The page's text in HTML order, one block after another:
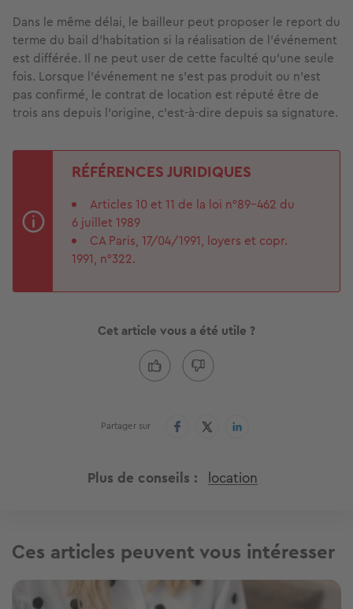
Dans le même délai, le bailleur peut proposer le report du
terme du bail d'habitation si la réalisation de l'événement
est différée. Il ne peut user de cette faculté qu'une seule
fois. Lorsque l'événement ne s'est pas produit ou n'est
pas confirmé, le contrat de location est réputé être de
trois ans depuis l’origine, c’est-à-dire depuis sa signature.
RÉFÉRENCES JURIDIQUES
Articles 10 et 11 de la loi n°89-462 du
6 juillet 1989
CA Paris, 17/04/1991, loyers et copr.
1991, n°322.
Cet article vous a été utile ?
Partager sur
Plus de conseils location
Ces articles peuvent vous intéresser